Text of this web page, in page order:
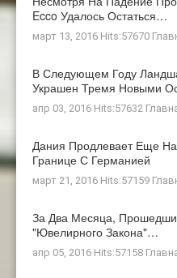
Ecco Удалось Остаться…
март 13, 2016 Hits:57670
В Следующем Году
Украшен Тремя Новыми
апр 03, 2016 Hits:57632
Дания Продлевает Еще
Границе С Германией
март 21, 2016 Hits:57159
За Два Месяца,
"ювелирного Закона"…
апр 05, 2016 Hits:57158